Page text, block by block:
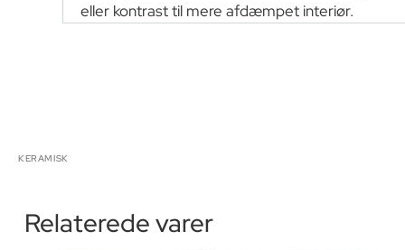
KERAMISK
eller kontrast til mere afdæmpet interiør.
Relaterede varer